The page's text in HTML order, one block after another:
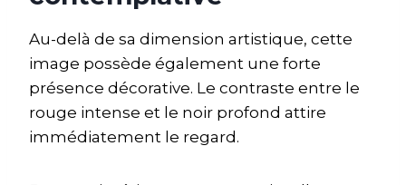
Au-delà de sa dimension artistique, cette
image possède également une forte
présence décorative. Le contraste entre le
rouge intense et le noir profond attire
immédiatement le regard.